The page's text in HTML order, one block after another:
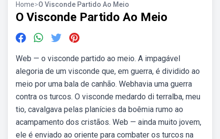
Home>O Visconde Partido Ao Meio
O Visconde Partido Ao Meio
Web — o visconde partido ao meio. A impagável
alegoria de um visconde que, em guerra, é dividido ao
meio por uma bala de canhão. Webhavia uma guerra
contra os turcos. O visconde medardo di terralba, meu
tio, cavalgava pelas planícies da boêmia rumo ao
acampamento dos cristãos. Web — ainda muito jovem,
ele é enviado ao oriente para combater os turcos na